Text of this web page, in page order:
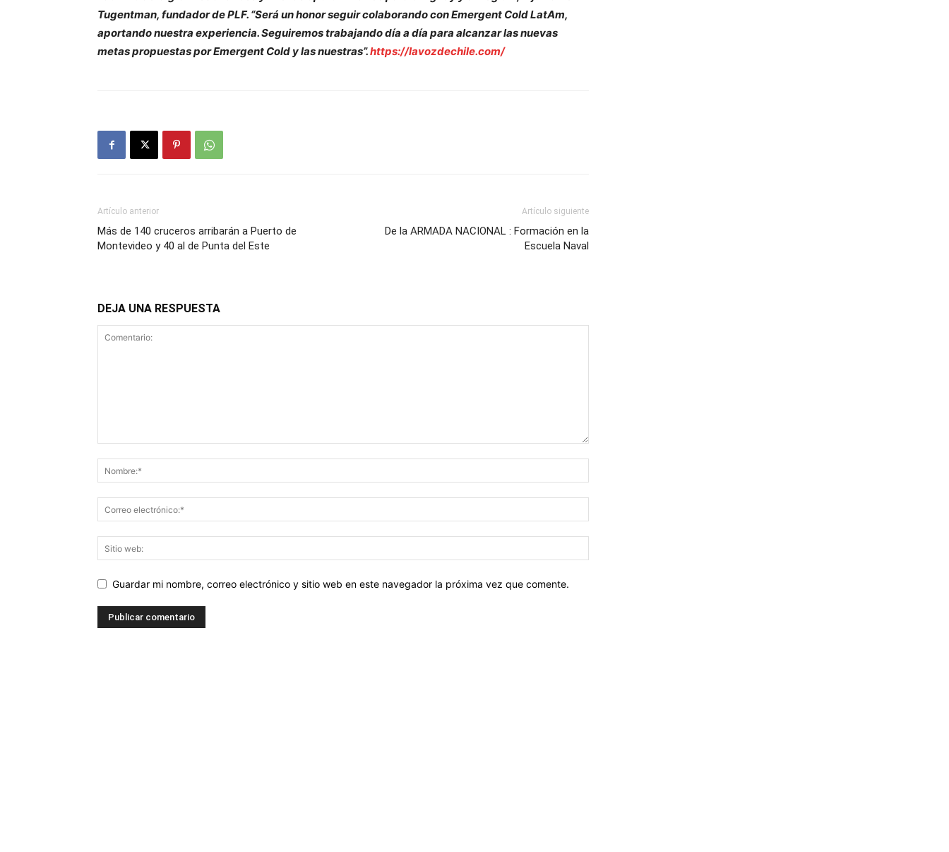
Tugentman, fundador de PLF. “Será un honor seguir colaborando con Emergent Cold LatAm,
aportando nuestra experiencia. Seguiremos trabajando día a día para alcanzar las nuevas
metas propuestas por Emergent Cold y las nuestras”.https://lavozdechile.com/
Artículo anterior
Más de 140 cruceros arribarán a Puerto de
Montevideo y 40 al de Punta del Este
Artículo siguiente
De la ARMADA NACIONAL : Formación en la
Escuela Naval
DEJA UNA RESPUESTA
Guardar mi nombre, correo electrónico y sitio web en este navegador la próxima vez que comente.